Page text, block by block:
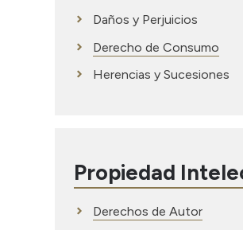
Daños y Perjuicios
Derecho de Consumo
Herencias y Sucesiones
Propiedad
Derechos de Autor